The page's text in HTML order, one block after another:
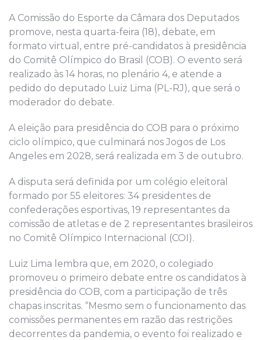
A Comissão do Esporte da Câmara dos Deputados
promove, nesta quarta-feira (18), debate, em
formato virtual, entre pré-candidatos à presidência
do Comitê Olímpico do Brasil (COB). O evento será
realizado às 14 horas, no plenário 4, e atende a
pedido do deputado Luiz Lima (PL-RJ), que será o
moderador do debate.
A eleição para presidência do COB para o próximo
ciclo olímpico, que culminará nos Jogos de Los
Angeles em 2028, será realizada em 3 de outubro.
A disputa será definida por um colégio eleitoral
formado por 55 eleitores: 34 presidentes de
confederações esportivas, 19 representantes da
comissão de atletas e de 2 representantes brasileiros
no Comitê Olímpico Internacional (COI).
Luiz Lima lembra que, em 2020, o colegiado
promoveu o primeiro debate entre os candidatos à
presidência do COB, com a participação de três
chapas inscritas. “Mesmo sem o funcionamento das
comissões permanentes em razão das restrições
decorrentes da pandemia, o evento foi realizado e